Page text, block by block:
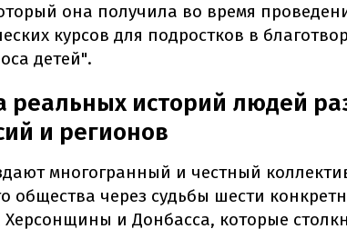
она получила во время
курсов для подростков в
детей".
реальных историй людей
и регионов
многогранный и честный
общества через судьбы шести
и Донбасса, которые